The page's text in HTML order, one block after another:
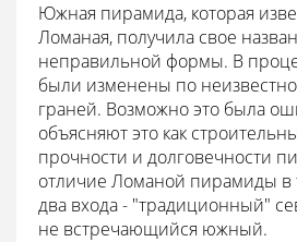
Южная пирамида, которая
Ломаная, получила свое
неправильной формы. В
были изменены по
граней. Возможно это была
объясняют это как
прочности и долговечности
отличие Ломаной пирамиды в
два входа - "традиционный"
не встречающийся южный.